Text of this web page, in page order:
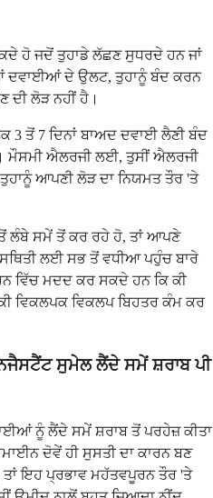
ਹੋ ਜਦੋਂ ਤੁਹਾਡੇ ਲੱਛਣ ਸੁਧਰਦੇ ਹਨ ਜਾਂ
ਦਵਾਈਆਂ ਦੇ ਉਲਟ, ਤੁਹਾਨੂੰ ਬੰਦ ਕਰਨ
ਦੀ ਲੋੜ ਨਹੀਂ ਹੈ।
3 ਤੋਂ 7 ਦਿਨਾਂ ਬਾਅਦ ਦਵਾਈ ਲੈਣੀ ਬੰਦ
ਮੌਸਮੀ ਐਲਰਜੀ ਲਈ, ਤੁਸੀਂ ਐਲਰਜੀ
ਆਪਣੀ ਲੋੜ ਦਾ ਨਿਯਮਤ ਤੌਰ 'ਤੇ
ਲੰਬੇ ਸਮੇਂ ਤੋਂ ਕਰ ਰਹੇ ਹੋ, ਤਾਂ ਆਪਣੇ
ਲਈ ਸਭ ਤੋਂ ਵਧੀਆ ਪਹੁੰਚ ਬਾਰੇ
ਵਿੱਚ ਮਦਦ ਕਰ ਸਕਦੇ ਹਨ ਕਿ ਕੀ
ਵਿਕਲਪਕ ਵਿਕਲਪ ਬਿਹਤਰ ਕੰਮ ਕਰ
ਸੁਮੇਲ ਲੈਂਦੇ ਸਮੇਂ ਸ਼ਰਾਬ ਪੀ
ਨੂੰ ਲੈਂਦੇ ਸਮੇਂ ਸ਼ਰਾਬ ਤੋਂ ਪਰਹੇਜ਼ ਕੀਤਾ
ਦੋਵੇਂ ਹੀ ਸੁਸਤੀ ਦਾ ਕਾਰਨ ਬਣ
ਇਹ ਪ੍ਰਭਾਵ ਮਹੱਤਵਪੂਰਨ ਤੌਰ 'ਤੇ